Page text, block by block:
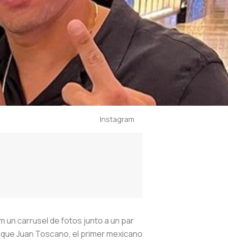
Instagram
un carrusel de fotos junto a un par
Juan Toscano, el primer mexicano